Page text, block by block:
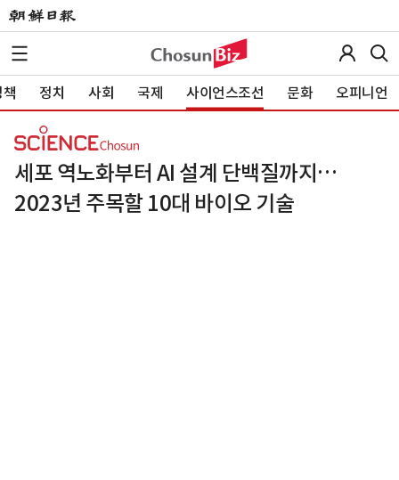
정치 사회 국제 사이언스조선 문화 오피니언
세포 역노화부터 AI 설계 단백질까지…
2023년 주목할 10대 바이오 기술